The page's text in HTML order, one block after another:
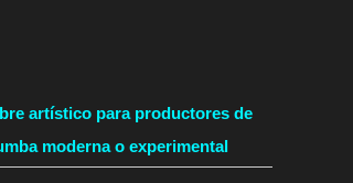
artístico para productores de
moderna o experimental